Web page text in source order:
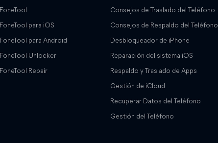
FoneTool
FoneTool para iOS
FoneTool para Android
FoneTool Unlocker
FoneTool Repair
Consejos de Traslado del Teléfono
Consejos de Respaldo del Teléfono
Desbloqueador de iPhone
Reparación del sistema iOS
Respaldo y Traslado de Apps
Gestión de iCloud
Recuperar Datos del Teléfono
Gestión del Teléfono